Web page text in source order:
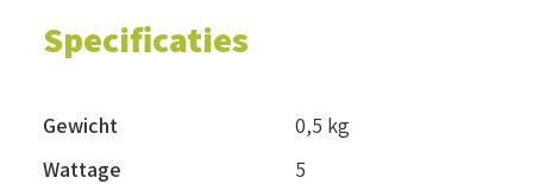
Specificaties
Gewicht
0,5 kg
Wattage
5